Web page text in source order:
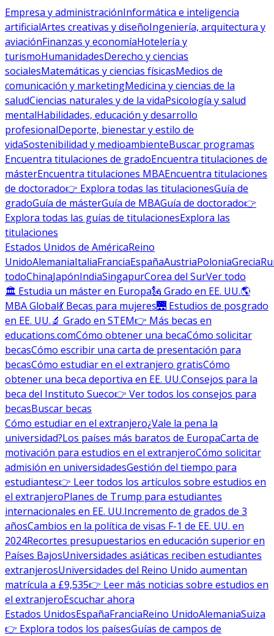
Empresa y administraciónInformática e inteligencia
artificialArtes creativas y diseñoIngeniería, arquitectura y
aviaciónFinanzas y economíaHotelería y
turismoHumanidadesDerecho y ciencias
socialesMatemáticas y ciencias físicasMedios de
comunicación y marketingMedicina y ciencias de la
saludCiencias naturales y de la vidaPsicología y salud
mentalHabilidades, educación y desarrollo
profesionalDeporte, bienestar y estilo de
vidaSostenibilidad y medioambienteBuscar programas
Encuentra titulaciones de gradoEncuentra titulaciones de
másterEncuentra titulaciones MBAEncuentra titulaciones
de doctorado👉 Explora todas las titulacionesGuía de
gradoGuía de másterGuía de MBAGuía de doctorado👉
Explora todas las guías de titulacionesExplora las
titulaciones
Estados Unidos de AméricaReino
UnidoAlemaniaItaliaFranciaEspañaAustriaPoloniaGrecia
todoChinaJapónIndiaSingapurCorea del SurVer todo
🏛 Estudia un máster en Europa🗽 Grado en EE. UU.🌎
MBA Global💃 Becas para mujeres🌉 Estudios de posgrado
en EE. UU.🔬 Grado en STEM👉 Más becas en
educations.comCómo obtener una becaCómo solicitar
becasCómo escribir una carta de presentación para
becasCómo estudiar en el extranjero gratisCómo
obtener una beca deportiva en EE. UU.Consejos para la
beca del Instituto Sueco👉 Ver todos los consejos para
becasBuscar becas
Cómo estudiar en el extranjero¿Vale la pena la
universidad?Los países más baratos de EuropaCarta de
motivación para estudios en el extranjeroCómo solicitar
admisión en universidadesGestión del tiempo para
estudiantes👉 Leer todos los artículos sobre estudios en
el extranjeroPlanes de Trump para estudiantes
internacionales en EE. UU.Incremento de grados de 3
añosCambios en la política de visas F-1 de EE. UU. en
2024Recortes presupuestarios en educación superior en
Países BajosUniversidades asiáticas reciben estudiantes
extranjerosUniversidades del Reino Unido aumentan
matrícula a £9,535👉 Leer más noticias sobre estudios en
el extranjeroEscuchar ahora
Estados UnidosEspañaFranciaReino UnidoAlemaniaSuiza
👉 Explora todos los paísesGuías de campos de